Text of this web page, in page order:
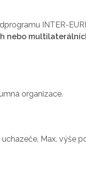
INTER-
nebo
organizace.
Max. výše